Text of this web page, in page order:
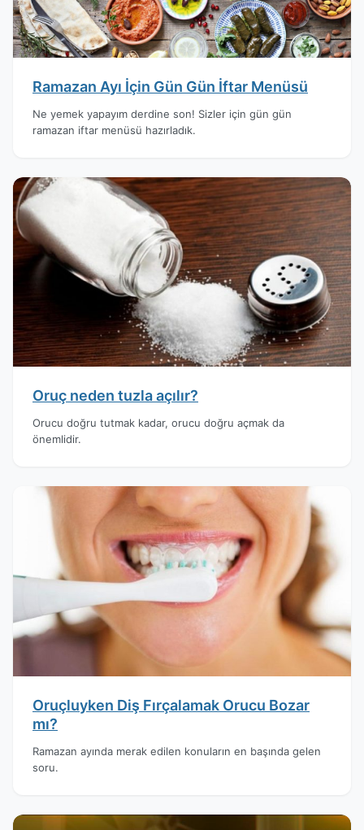
Ramazan Ayı İçin Gün Gün İftar Menüsü
Ne yemek yapayım derdine son! Sizler için gün gün
ramazan iftar menüsü hazırladık.
Oruç neden tuzla açılır?
Orucu doğru tutmak kadar, orucu doğru açmak da
önemlidir.
Oruçluyken Diş Fırçalamak Orucu Bozar
mı?
Ramazan ayında merak edilen konuların en başında gelen
soru.